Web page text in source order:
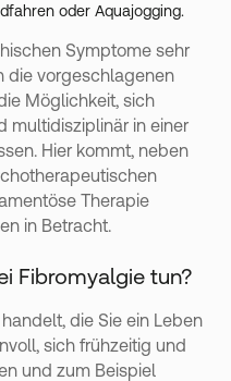
oder Aquajogging.
Symptome sehr
die vorgeschlagenen
Möglichkeit, sich
multidisziplinär in einer
Hier kommt, neben
Therapie
in Betracht.
Fibromyalgie tun?
die Sie ein Leben
sich frühzeitig und
und zum Beispiel